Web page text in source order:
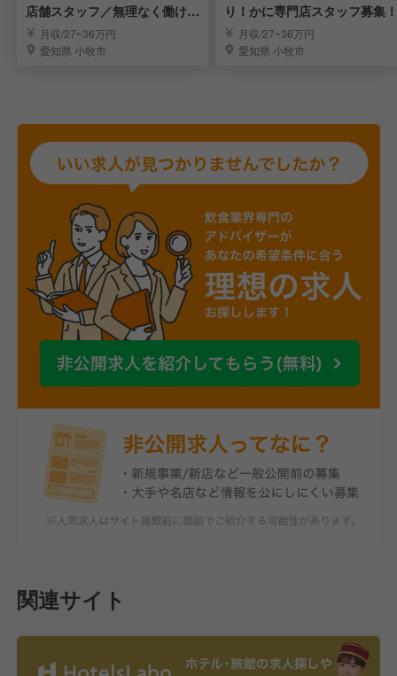
店舗スタッフ／無理なく働けて
しっかり稼げる！
月収/27~36万円
愛知県 小牧市
り！かに専門店スタッフ募集！
月収/27~36万円
愛知県 小牧市
関連サイト